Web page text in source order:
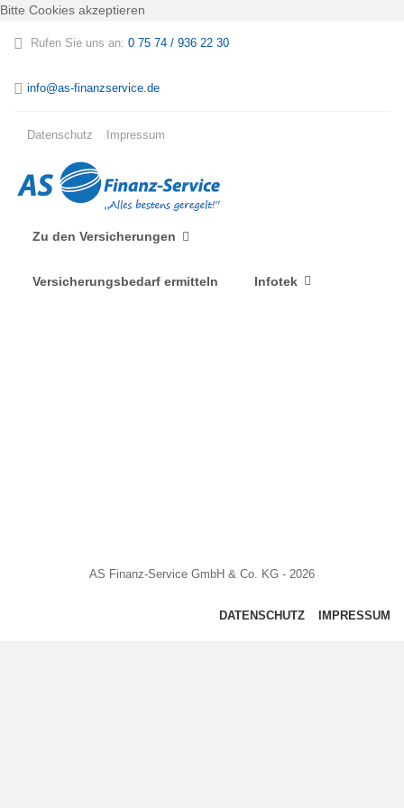
Bitte Cookies akzeptieren
Rufen Sie uns an: 0 75 74 / 936 22 30
info@as-finanzservice.de
Datenschutz Impressum
Zu den Versicherungen
Versicherungsbedarf ermitteln Infotek
AS Finanz-Service GmbH & Co. KG - 2026
DATENSCHUTZ IMPRESSUM